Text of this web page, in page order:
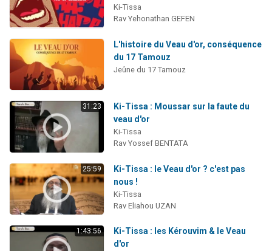
Ki-Tissa
Rav Yehonathan GEFEN
L'histoire du Veau d'or, conséquence
du 17 Tamouz
Jeûne du 17 Tamouz
31:23
Ki-Tissa : Moussar sur la faute du
veau d'or
Ki-Tissa
Rav Yossef BENTATA
25:59
Ki-Tissa : le Veau d'or ? c'est pas
nous !
Ki-Tissa
Rav Eliahou UZAN
1:43:56
Ki-Tissa : les Kérouvim & le Veau
d'or